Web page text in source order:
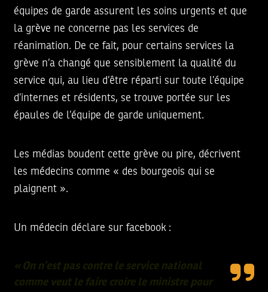
équipes de garde assurent les soins urgents et que
la grève ne concerne pas les services de
réanimation. De ce fait, pour certains services la
grève n’a changé que sensiblement la qualité du
service qui, au lieu d’être réparti sur toute l’équipe
d’internes et résidents, se trouve portée sur les
épaules de l’équipe de garde uniquement.
Les médias boudent cette grève ou pire, décrivent
les médecins comme « des bourgeois qui se
plaignent ».
Un médecin déclare sur facebook :
« On n’est pas contre le service national
comme veut le faire croire le ministre pour